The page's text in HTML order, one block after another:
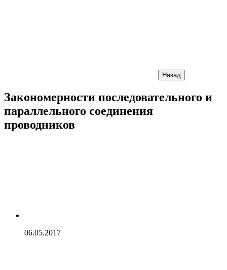
Назад
Закономерности последовательного и
параллельного соединения
проводников
06.05.2017